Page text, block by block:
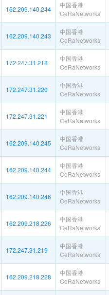
162.209.140.244
中国香港
CeRaNetworks
162.209.140.243
中国香港
CeRaNetworks
172.247.31.218
中国香港
CeRaNetworks
172.247.31.220
中国香港
CeRaNetworks
172.247.31.221
中国香港
CeRaNetworks
162.209.140.245
中国香港
CeRaNetworks
162.209.140.244
中国香港
CeRaNetworks
162.209.140.246
中国香港
CeRaNetworks
162.209.218.226
中国香港
CeRaNetworks
172.247.31.219
中国香港
CeRaNetworks
162.209.218.228
中国香港
CeRaNetworks